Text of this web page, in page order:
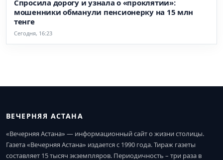
Спросила дорогу и узнала о «проклятии»:
мошенники обманули пенсионерку на 15 млн
тенге
Сегодня, 16:23
ВЕЧЕРНЯЯ АСТАНА
«Вечерняя Астана» — информационный сайт о жизни столицы.
Газета «Вечерняя Астана» издается с 1990 года. Тираж газеты
составляет 15 тысяч экземпляров. Периодичность – три раза в